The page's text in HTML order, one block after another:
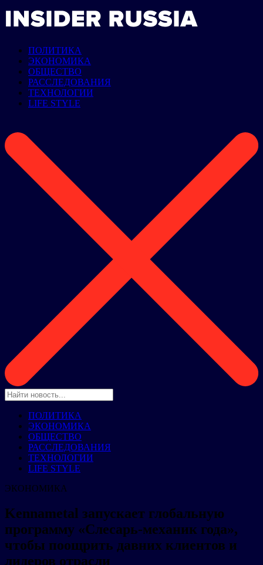
ПОЛИТИКА
ЭКОНОМИКА
ОБЩЕСТВО
РАССЛЕДОВАНИЯ
ТЕХНОЛОГИИ
LIFE STYLE
ПОЛИТИКА
ЭКОНОМИКА
ОБЩЕСТВО
РАССЛЕДОВАНИЯ
ТЕХНОЛОГИИ
LIFE STYLE
ЭКОНОМИКА
Kennametal запускает глобальную
программу «Слесарь-механик года»,
чтобы поощрить давних клиентов и
лидеров отрасли